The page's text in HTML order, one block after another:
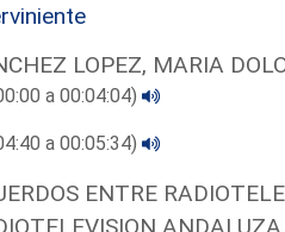
LOPEZ, MARIA
a 00:04:04)
a 00:05:34)
ENTRE
ANDALUZA.